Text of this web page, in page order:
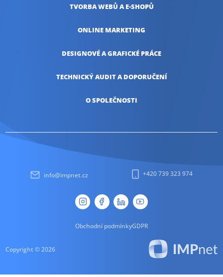
TVORBA WEBŮ A E-SHOPŮ
ONLINE MARKETING
DESIGNOVÉ AGRAFICKÉ PRÁCE
TECHNICKÝ AUDITA DOPORUČENÍ
O SPOLEČNOSTI
info@impnet.cz +420 739 323 974
Obchodní podmínkyGDPR
Copyright © 2026